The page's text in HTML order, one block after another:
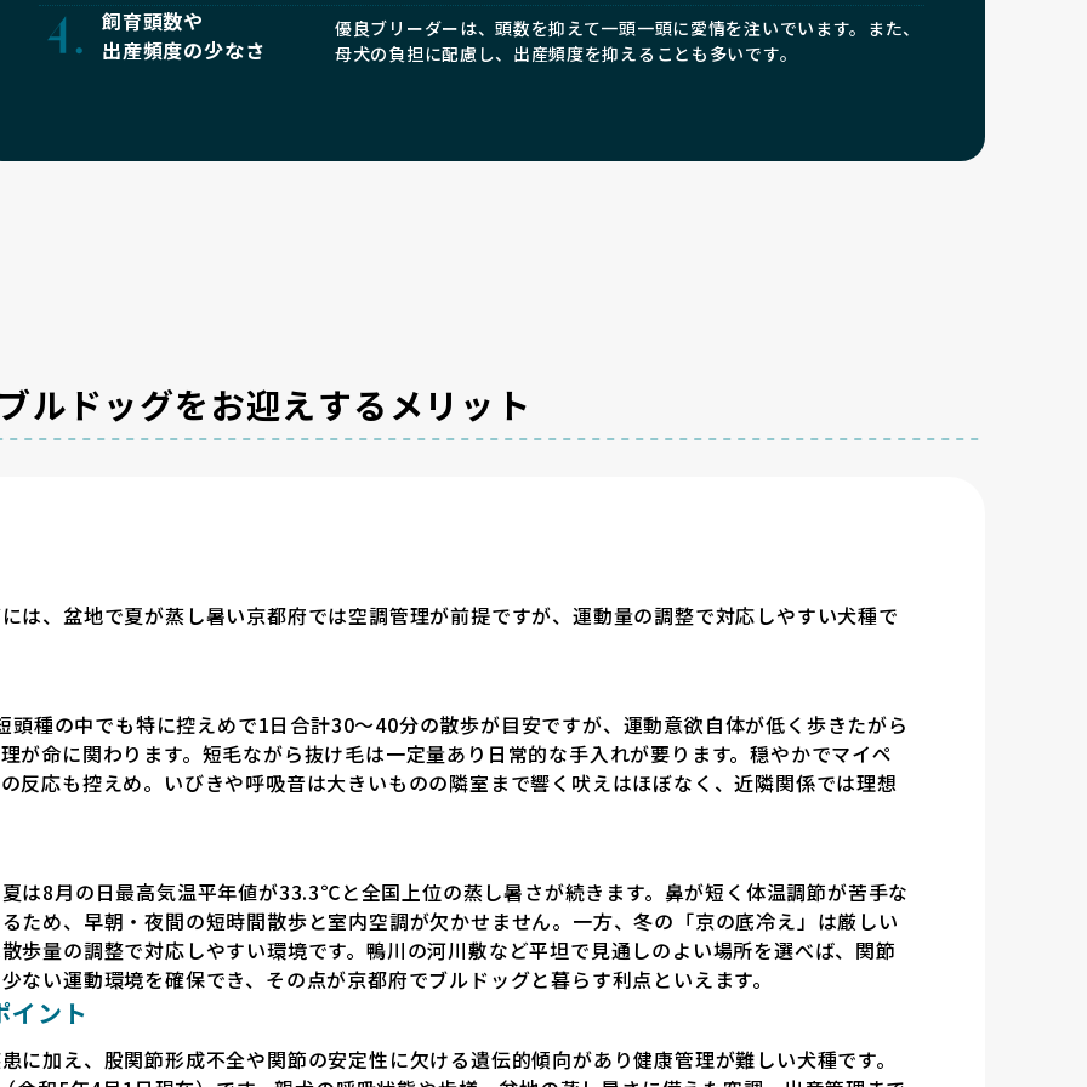
飼育頭数や
出産頻度の少なさ
優良ブリーダーは、頭数を抑えて一頭一頭に愛情を注いでいます。また、
母犬の負担に配慮し、出産頻度を抑えることも多いです。
ルドッグをお迎えするメリット
は、盆地で夏が蒸し暑い京都府では空調管理が前提ですが、運動量の調整で対応しやすい犬種で
種の中でも特に控えめで1日合計30〜40分の散歩が目安ですが、運動意欲自体が低く歩きたがら
が命に関わります。短毛ながら抜け毛は一定量あり日常的な手入れが要ります。穏やかでマイペ
反応も控えめ。いびきや呼吸音は大きいものの隣室まで響く吠えはほぼなく、近隣関係では理想
は8月の日最高気温平年値が33.3℃と全国上位の蒸し暑さが続きます。鼻が短く体温調節が苦手な
ため、早朝・夜間の短時間散歩と室内空調が欠かせません。一方、冬の「京の底冷え」は厳しい
歩量の調整で対応しやすい環境です。鴨川の河川敷など平坦で見通しのよい場所を選べば、関節
い運動環境を確保でき、その点が京都府でブルドッグと暮らす利点といえます。
イント
に加え、股関節形成不全や関節の安定性に欠ける遺伝的傾向があり健康管理が難しい犬種です。